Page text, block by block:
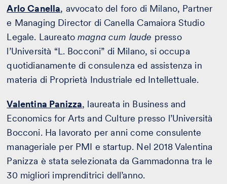
Arlo Canella, avvocato del foro di Milano, Partner
e Managing Director di Canella Camaiora Studio
Legale. Laureatomagna cum laude presso
l’Università “L. Bocconi” di Milano, si occupa
quotidianamente di consulenza ed assistenza in
materia di Proprietà Industriale ed Intellettuale.
Valentina Panizza, laureata in Business and
Economics for Arts and Culture presso l’Università
Bocconi. Ha lavorato per anni come consulente
manageriale per PMI e startup. Nel 2018 Valentina
Panizza è stata selezionata da Gammadonna tra le
30 migliori imprenditrici dell’anno.